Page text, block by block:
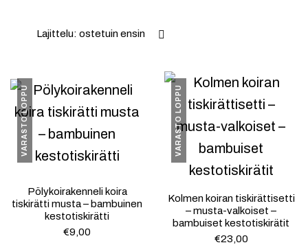
Lajittelu: ostetuin ensin
VARASTO LOPPU
Pölykoirakenneli koira
tiskirätti musta – bambuinen
kestotiskirätti
€9,00
VARASTO LOPPU
Kolmen koiran tiskirättisetti
– musta-valkoiset –
bambuiset kestotiskirätit
€23,00